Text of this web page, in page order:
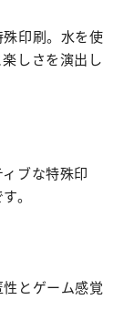
印刷。水を使
しさを演出し
ブな特殊印
。
とゲーム感覚